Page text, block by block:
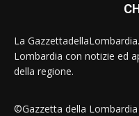
La
Lombardia con notizie ed
della regione.
©Gazzetta della